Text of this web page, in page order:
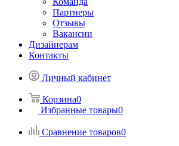
Партнеры
Отзывы
Вакансии
Дизайнерам
Контакты
Личный кабинет
Корзина0
Избранные товары0
Сравнение товаров0